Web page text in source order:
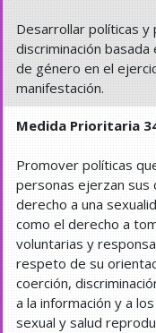
Desarrollar políticas
discriminación
de género en el
manifestación.
Medida Prioritaria
Promover políticas
personas ejerzan sus
derecho a una
como el derecho a
voluntarias y
respeto de su
coerción,
a la información y a
sexual y salud